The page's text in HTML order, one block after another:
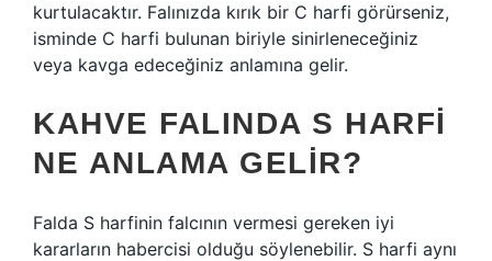
kurtulacaktır. Falınızda kırık bir C harfi görürseniz,
isminde C harfi bulunan biriyle sinirleneceğiniz
veya kavga edeceğiniz anlamına gelir.
KAHVE FALINDA S HARFI
NE ANLAMA GELIR?
Falda S harfinin falcının vermesi gereken iyi
kararların habercisi olduğu söylenebilir. S harfi aynı